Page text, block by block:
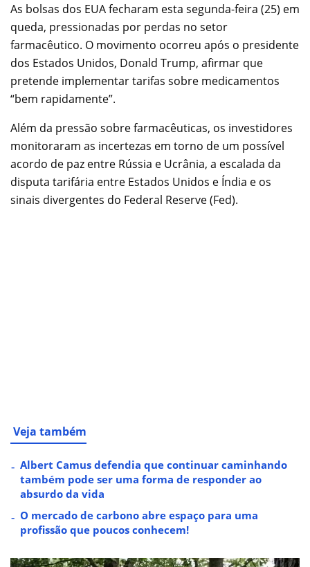
As bolsas dos EUA fecharam esta segunda-feira (25) em
queda, pressionadas por perdas no setor
farmacêutico. O movimento ocorreu após o presidente
dos Estados Unidos, Donald Trump, afirmar que
pretende implementar tarifas sobre medicamentos
“bem rapidamente”.
Além da pressão sobre farmacêuticas, os investidores
monitoraram as incertezas em torno de um possível
acordo de paz entre Rússia e Ucrânia, a escalada da
disputa tarifária entre Estados Unidos e Índia e os
sinais divergentes do Federal Reserve (Fed).
Veja também
Albert Camus defendia que continuar caminhando
também pode ser uma forma de responder ao
absurdo da vida
O mercado de carbono abre espaço para uma
profissão que poucos conhecem!